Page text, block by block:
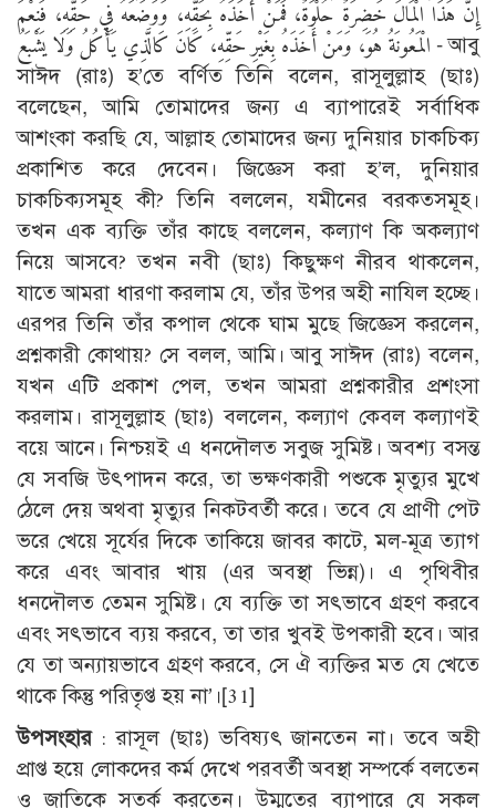
إِنَّ هَذَا الْمَالَ خَضِرَةٌ حُلْوَةٌ، فَمَنْ أَخَذَهُ بِحَقِّهِ، وَوَضَعَهُ فِي حَقِّهِ، فَنِعْمَ
الْمَعُونَةُ هُوَ، وَمَنْ أَخَذَهُ بِغَيْرِ حَقِّهِ، كَانَ كَالَّذِي يَأْكُلُ وَلَا يَشْبَعُ - আবু
সাঈদ (রাঃ) হ’তে বর্ণিত তিনি বলেন, রাসূলুল্লাহ (ছাঃ)
বলেছেন, আমি তোমাদের জন্য এ ব্যাপারেই সর্বাধিক
আশংকা করছি যে, আল্লাহ তোমাদের জন্য দুনিয়ার চাকচিক্য
প্রকাশিত করে দেবেন। জিজ্ঞেস করা হ’ল, দুনিয়ার
চাকচিক্যসমূহ কী? তিনি বললেন, যমীনের বরকতসমূহ।
তখন এক ব্যক্তি তাঁর কাছে বললেন, কল্যাণ কি অকল্যাণ
নিয়ে আসবে? তখন নবী (ছাঃ) কিছুক্ষণ নীরব থাকলেন,
যাতে আমরা ধারণা করলাম যে, তাঁর উপর অহী নাযিল হচ্ছে।
এরপর তিনি তাঁর কপাল থেকে ঘাম মুছে জিজ্ঞেস করলেন,
প্রশ্নকারী কোথায়? সে বলল, আমি। আবু সাঈদ (রাঃ) বলেন,
যখন এটি প্রকাশ পেল, তখন আমরা প্রশ্নকারীর প্রশংসা
করলাম। রাসূলুল্লাহ (ছাঃ) বললেন, কল্যাণ কেবল কল্যাণই
বয়ে আনে। নিশ্চয়ই এ ধনদৌলত সবুজ সুমিষ্ট। অবশ্য বসন্ত
যে সবজি উৎপাদন করে, তা ভক্ষণকারী পশুকে মৃত্যুর মুখে
ঠেলে দেয় অথবা মৃত্যুর নিকটবর্তী করে। তবে যে প্রাণী পেট
ভরে খেয়ে সূর্যের দিকে তাকিয়ে জাবর কাটে, মল-মূত্র ত্যাগ
করে এবং আবার খায় (এর অবস্থা ভিন্ন)। এ পৃথিবীর
ধনদৌলত তেমন সুমিষ্ট। যে ব্যক্তি তা সৎভাবে গ্রহণ করবে
এবং সৎভাবে ব্যয় করবে, তা তার খুবই উপকারী হবে। আর
যে তা অন্যায়ভাবে গ্রহণ করবে, সে ঐ ব্যক্তির মত যে খেতে
থাকে কিন্তু পরিতৃপ্ত হয় না’।[31]
উপসংহার: রাসূল (ছাঃ) ভবিষ্যৎ জানতেন না। তবে অহী
প্রাপ্ত হয়ে লোকদের কর্ম দেখে পরবর্তী অবস্থা সম্পর্কে বলতেন
ও জাতিকে সতর্ক করতেন। উম্মতের ব্যাপারে যে সকল